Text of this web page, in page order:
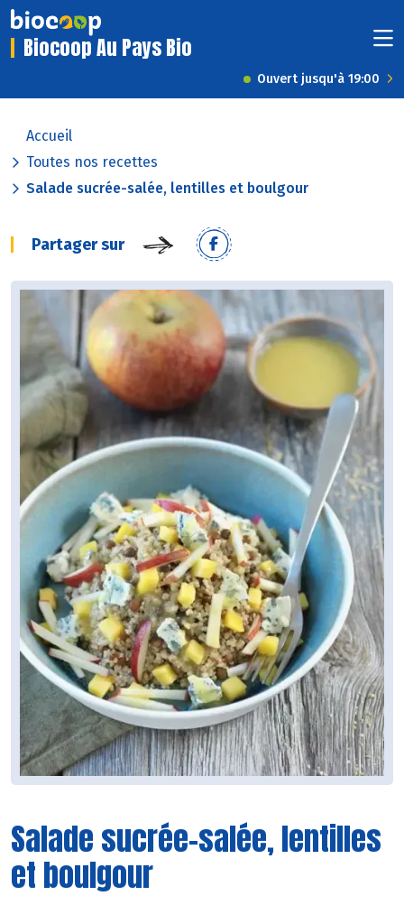
Biocoop Au Pays Bio
Ouvert jusqu'à 19:00
Accueil
Toutes nos recettes
Salade sucrée-salée, lentilles et boulgour
Partager sur
Salade sucrée-salée, lentilles
et boulgour